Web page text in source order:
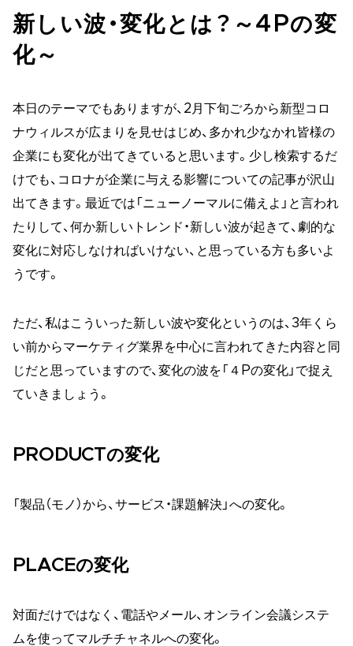
新しい波・変化とは？～4Pの変
化～
本日のテーマでもありますが、2月下旬ごろから新型コロ
ナウィルスが広まりを見せはじめ、多かれ少なかれ皆様の
企業にも変化が出てきていると思います。少し検索するだ
けでも、コロナが企業に与える影響についての記事が沢山
出てきます。最近では「ニューノーマルに備えよ」と言われ
たりして、何か新しいトレンド・新しい波が起きて、劇的な
変化に対応しなければいけない、と思っている方も多いよ
うです。
ただ、私はこういった新しい波や変化というのは、3年くら
い前からマーケティグ業界を中心に言われてきた内容と同
じだと思っていますので、変化の波を「４Pの変化」で捉え
ていきましょう。
PRODUCTの変化
「製品（モノ）から、サービス・課題解決」への変化。
PLACEの変化
対面だけではなく、電話やメール、オンライン会議システ
ムを使ってマルチチャネルへの変化。